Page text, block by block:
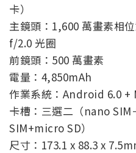
卡）
主鏡頭：1,600 萬畫素相
f/2.0 光圈
前鏡頭：500 萬畫素
電量：4,850mAh
作業系統：Android 6.0 +
卡槽：三選二（nano
SIM+micro SD）
尺寸：173.1 x 88.3 x